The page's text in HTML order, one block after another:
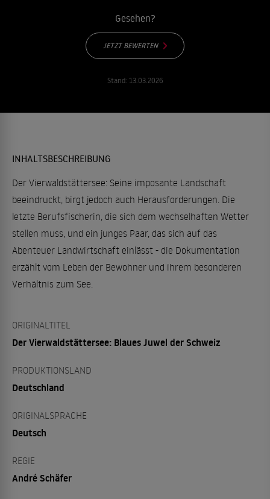
Gesehen?
JETZT BEWERTEN
Stand: 13.03.2026
INHALTSBESCHREIBUNG
Der Vierwaldstättersee: Seine imposante Landschaft
beeindruckt, birgt jedoch auch Herausforderungen. Die
letzte Berufsfischerin, die sich dem wechselhaften Wetter
stellen muss, und ein junges Paar, das sich auf das
Abenteuer Landwirtschaft einlässt - die Dokumentation
erzählt vom Leben der Bewohner und ihrem besonderen
Verhältnis zum See.
ORIGINALTITEL
Der Vierwaldstättersee: Blaues Juwel der Schweiz
PRODUKTIONSLAND
Deutschland
ORIGINALSPRACHE
Deutsch
REGIE
André Schäfer